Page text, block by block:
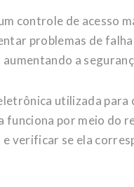
controle de acesso
problemas de
a
utilizada
funciona por meio do
verificar se ela